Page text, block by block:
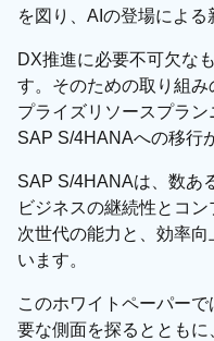
を図り、AIの登場による
DX推進に必要不可欠な
す。そのための取り組
プライズリソースプラ
SAP S/4HANAへの移行
SAP S/4HANAは、数あ
ビジネスの継続性とコ
次世代の能力と、効率
います。
このホワイトペーパー
要な側面を探るととも